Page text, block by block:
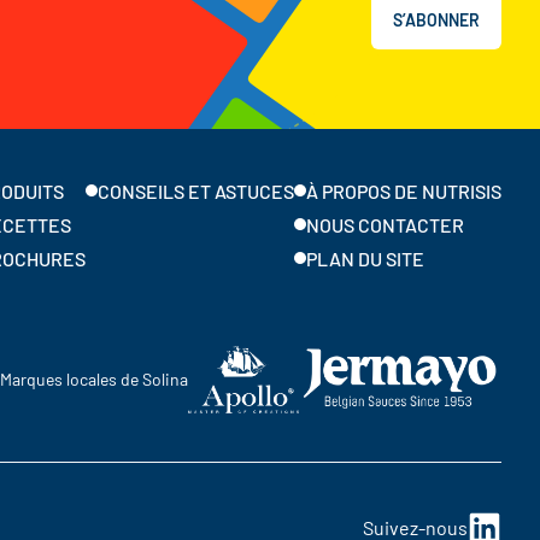
S’ABONNER
CONSEILS ET ASTUCES À PROPOS DE NUTRISIS
NOUS CONTACTER
PLAN DU SITE
Marques locales de Solina
Suivez-nous